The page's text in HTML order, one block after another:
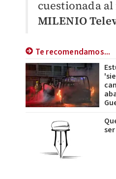
cuestionada
MILENIO
Te recomendamos...